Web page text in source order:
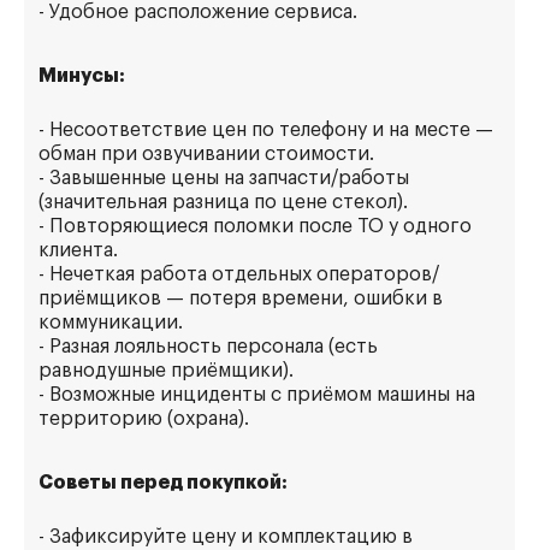
- Удобное расположение сервиса.
Минусы:
- Несоответствие цен по телефону и на месте —
обман при озвучивании стоимости.
- Завышенные цены на запчасти/работы
(значительная разница по цене стекол).
- Повторяющиеся поломки после ТО у одного
клиента.
- Нечеткая работа отдельных операторов/
приёмщиков — потеря времени, ошибки в
коммуникации.
- Разная лояльность персонала (есть
равнодушные приёмщики).
- Возможные инциденты с приёмом машины на
территорию (охрана).
Советы перед покупкой:
- Зафиксируйте цену и комплектацию в